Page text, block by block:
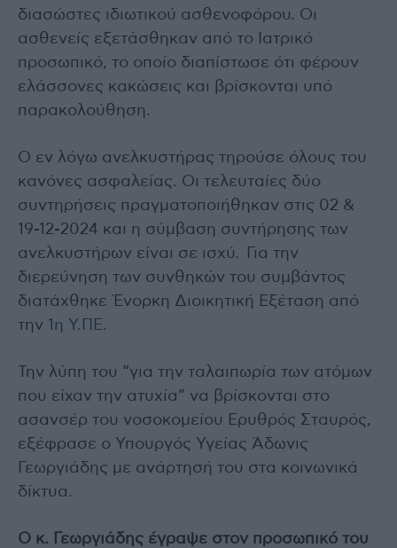
διασώστες ιδιωτικού ασθενοφόρου. Οι
ασθενείς εξετάσθηκαν από το Ιατρικό
προσωπικό, το οποίο διαπίστωσε ότι φέρουν
ελάσσονες κακώσεις και βρίσκονται υπό
παρακολούθηση.
Ο εν λόγω ανελκυστήρας τηρούσε όλους του
κανόνες ασφαλείας. Οι τελευταίες δύο
συντηρήσεις πραγματοποιήθηκαν στις 02 &
19-12-2024 και η σύμβαση συντήρησης των
ανελκυστήρων είναι σε ισχύ. Για την
διερεύνηση των συνθηκών του συμβάντος
διατάχθηκε Ένορκη Διοικητική Εξέταση από
την 1η Υ.ΠΕ.
Την λύπη του “για την ταλαιπωρία των ατόμων
που είχαν την ατυχία” να βρίσκονται στο
ασανσέρ του νοσοκομείου Ερυθρός Σταυρός,
εξέφρασε ο Υπουργός Υγείας Άδωνις
Γεωργιάδης με ανάρτησή του στα κοινωνικά
δίκτυα.
Ο κ. Γεωργιάδης έγραψε στον προσωπικό του